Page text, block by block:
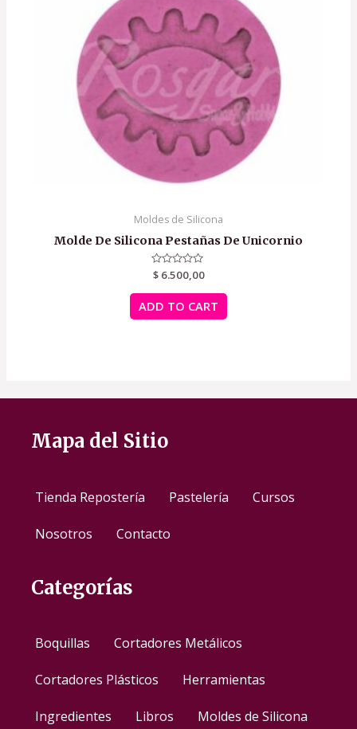
Moldes de Silicona
Molde De Silicona Pestañas De Unicornio
Rated
out
of
5
$6.500,00
ADD TO CART
Mapa del Sitio
Tienda Repostería Pastelería Cursos
Nosotros Contacto
Categorías
Boquillas Cortadores Metálicos
Cortadores Plásticos Herramientas
Ingredientes Libros Moldes de Silicona